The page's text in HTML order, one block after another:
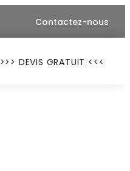
Contactez-nous
>>> DEVIS GRATUIT <<<